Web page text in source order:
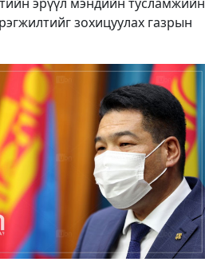
зохицуулах газрын